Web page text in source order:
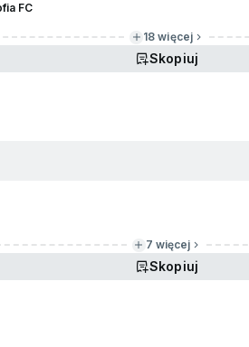
FC
18 więcej
Skopiuj
7 więcej
Skopiuj